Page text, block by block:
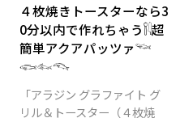
４枚焼きトースターなら3
0分以内で作れちゃう𓌉𓇋超
簡単‎アクアパッツァ𓆝
𓆟𓆜𓆞
「アラジン グラファイト グ
リル＆トースター（４枚焼